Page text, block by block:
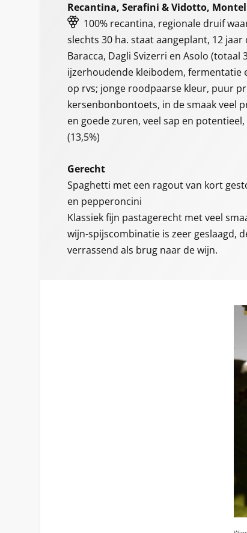
Recantina, Serafini & Vidotto,
100% recantina, regionale druif
slechts 30 ha. staat aangeplant, 12
Baracca, Dagli Svizerri en Asolo (totaal
ijzerhoudende kleibodem, fermentatie
op rvs; jonge roodpaarse kleur, puur
kersenbonbontoets, in de smaak veel
en goede zuren, veel sap en
(13,5%)
Gerecht
Spaghetti met een ragout van kort
en pepperoncini
Klassiek fijn pastagerecht met veel
wijn-spijscombinatie is zeer geslaagd,
verrassend als brug naar de wijn.